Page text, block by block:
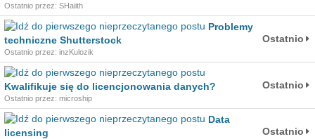
Ostatnio przez: SHaiith
Problemy
techniczne Shutterstock
Ostatnio przez: inzKulozik
Ostatnio
Kwalifikuje się do licencjonowania danych?
Ostatnio przez: microship
Ostatnio
Data
licensing
Ostatnio